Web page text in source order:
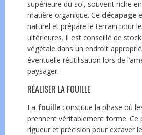
supérieure du sol, souvent riche
matière organique. Ce décapage
naturel et prépare le terrain pour
ultérieures. Il est conseillé de
végétale dans un endroit
éventuelle réutilisation lors de
paysager.
RÉALISER LA FOUILLE
La fouilleconstitue la phase où
prennent véritablement forme. Ce
rigueur et précision pour excaver